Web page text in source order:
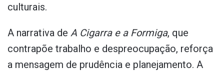
culturais.
A narrativa de A Cigarra e a Formiga, que
contrapõe trabalho e despreocupação, reforça
a mensagem de prudência e planejamento. A